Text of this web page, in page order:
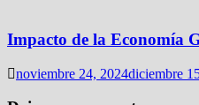
Impacto de la Economía
noviembre 24, 2024diciembre